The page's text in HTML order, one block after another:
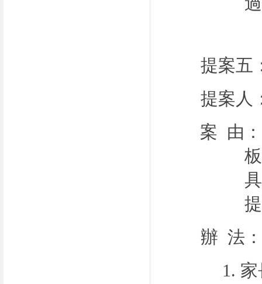
提案五
提案人
案 由
辦 法：
1.